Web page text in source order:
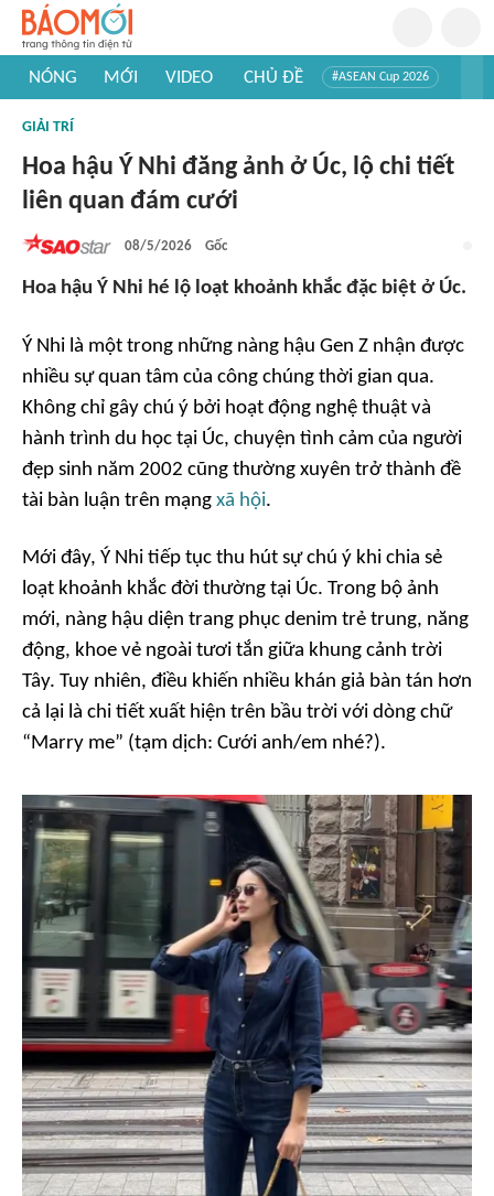
NÓNG MỚI VIDEO CHỦ ĐỀ #ASEAN Cup 2026
#Khám phá thế giới
GIẢI TRÍ
Hoa hậu Ý Nhi đăng ảnh ở Úc, lộ chi tiết
liên quan đám cưới
08/5/2026 Gốc
Hoa hậu Ý Nhi hé lộ loạt khoảnh khắc đặc biệt ở Úc.
Ý Nhi là một trong những nàng hậu Gen Z nhận được
nhiều sự quan tâm của công chúng thời gian qua.
Không chỉ gây chú ý bởi hoạt động nghệ thuật và
hành trình du học tại Úc, chuyện tình cảm của người
đẹp sinh năm 2002 cũng thường xuyên trở thành đề
tài bàn luận trên mạng xã hội.
Mới đây, Ý Nhi tiếp tục thu hút sự chú ý khi chia sẻ
loạt khoảnh khắc đời thường tại Úc. Trong bộ ảnh
mới, nàng hậu diện trang phục denim trẻ trung, năng
động, khoe vẻ ngoài tươi tắn giữa khung cảnh trời
Tây. Tuy nhiên, điều khiến nhiều khán giả bàn tán hơn
cả lại là chi tiết xuất hiện trên bầu trời với dòng chữ
“Marry me” (tạm dịch: Cưới anh/em nhé?).